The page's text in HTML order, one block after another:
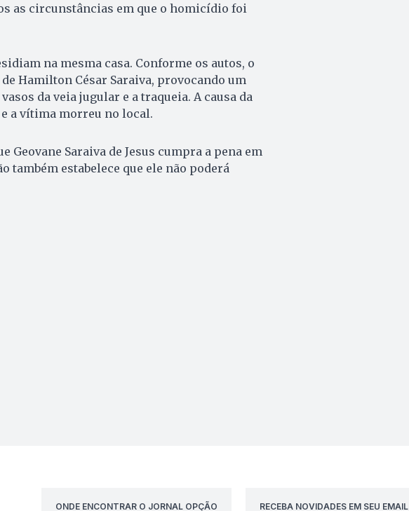
as circunstâncias em que o homicídio foi
na mesma casa. Conforme os autos, o
Hamilton César Saraiva, provocando um
da veia jugular e a traqueia. A causa da
a vítima morreu no local.
Geovane Saraiva de Jesus cumpra a pena em
também estabelece que ele não poderá
ONDE ENCONTRAR O JORNAL OPÇÃO
RECEBA NOVIDADES EM SEU EMAIL